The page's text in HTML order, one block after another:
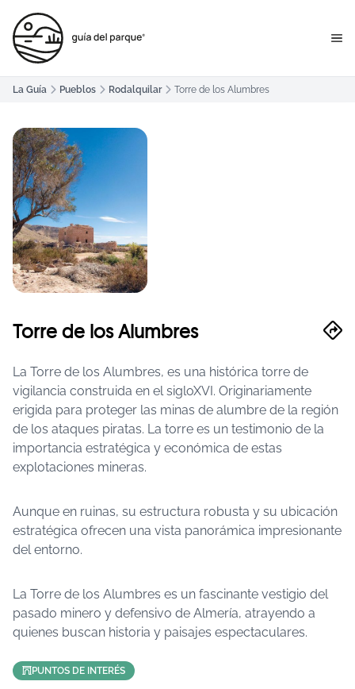
La Guía Pueblos Rodalquilar Torre de los Alumbres
Torre de los Alumbres
La Torre de los Alumbres, es una histórica torre de
vigilancia construida en el sigloXVI. Originariamente
erigida para proteger las minas de alumbre de la región
de los ataques piratas. La torre es un testimonio de la
importancia estratégica y económica de estas
explotaciones mineras.
Aunque en ruinas, su estructura robusta y su ubicación
estratégica ofrecen una vista panorámica impresionante
del entorno.
La Torre de los Alumbres es un fascinante vestigio del
pasado minero y defensivo de Almería, atrayendo a
quienes buscan historia y paisajes espectaculares.
PUNTOS DE INTERÉS